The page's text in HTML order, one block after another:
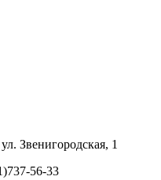
Звенигородская, 1
56-33